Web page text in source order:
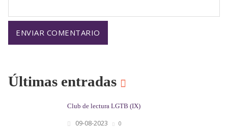
Últimas entradas
Club de lectura LGTB (IX)
09-08-2023 0